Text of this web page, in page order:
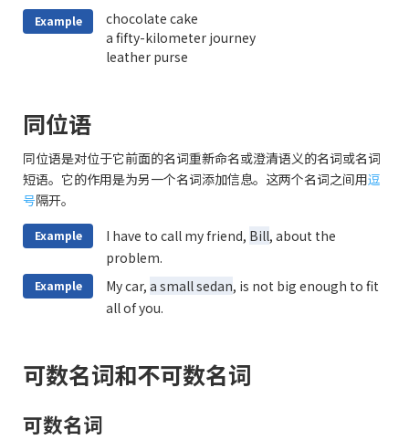
Example
chocolate cake
a fifty-kilometer journey
leather purse
同位语
同位语是对位于它前面的名词重新命名或澄清语义的名词或名词
短语。它的作用是为另一个名词添加信息。这两个名词之间用逗
号隔开。
Example I have to call my friend, Bill, about the
problem.
Example My car, a small sedan, is not big enough to fit
all of you.
可数名词和不可数名词
可数名词